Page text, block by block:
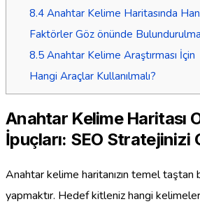
8.4Anahtar Kelime Haritasında
Faktörler Göz önünde
8.5Anahtar Kelime Araştırması İçin
Hangi Araçlar Kullanılmalı?
Anahtar Kelime Haritası
İpuçları: SEO Stratejinizi
Anahtar kelime haritanızın temel taştan
yapmaktır. Hedef kitleniz hangi